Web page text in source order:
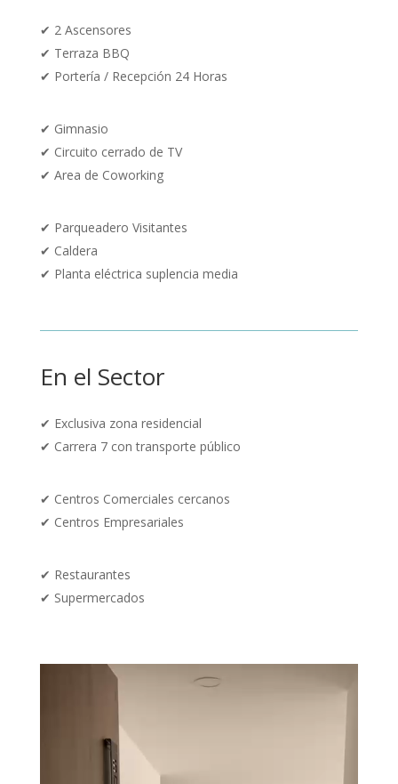
✔ 2 Ascensores
✔ Terraza BBQ
✔ Portería / Recepción 24 Horas
✔ Gimnasio
✔ Circuito cerrado de TV
✔ Area de Coworking
✔ Parqueadero Visitantes
✔ Caldera
✔ Planta eléctrica suplencia media
En el Sector
✔ Exclusiva zona residencial
✔ Carrera 7 con transporte público
✔ Centros Comerciales cercanos
✔ Centros Empresariales
✔ Restaurantes
✔ Supermercados